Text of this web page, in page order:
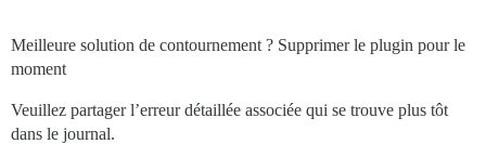
Meilleure solution de contournement ? Supprimer le plugin pour le
moment
Veuillez partager l’erreur détaillée associée qui se trouve plus tôt
dans le journal.